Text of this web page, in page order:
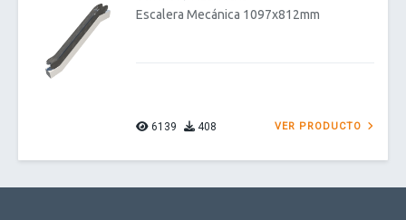
Escalera Mecánica 1097x812mm
6139 408 VER PRODUCTO